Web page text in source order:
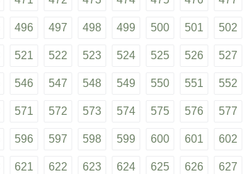
496 497 498 499 500 501 502
521 522 523 524 525 526 527
546 547 548 549 550 551 552
571 572 573 574 575 576 577
596 597 598 599 600 601 602
621 622 623 624 625 626 627